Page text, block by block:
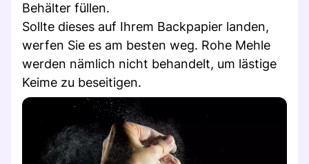
Behälter füllen.
Sollte dieses auf Ihrem Backpapier landen,
werfen Sie es am besten weg. Rohe Mehle
werden nämlich nicht behandelt, um lästige
Keime zu beseitigen.